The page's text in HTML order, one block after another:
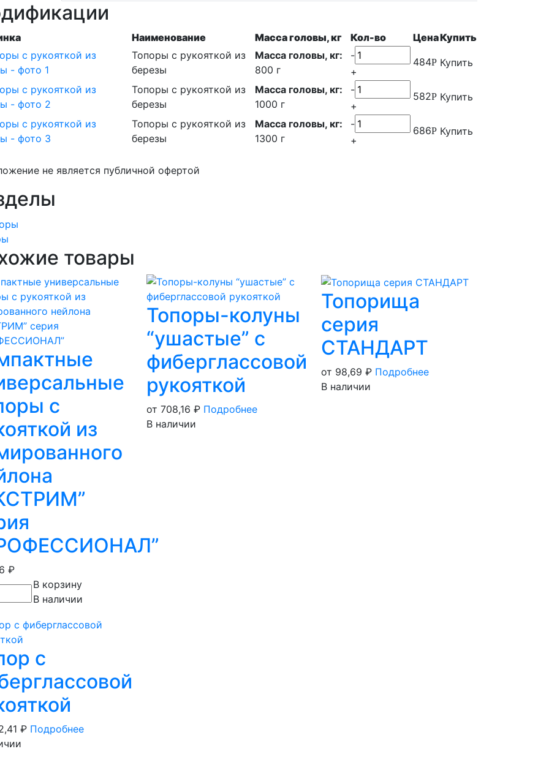
Наименование Масса головы, кг Кол-во ЦенаКупить
Топоры с рукояткой из
березы
Масса головы, кг:
800 г
-
+
484Р Купить
Топоры с рукояткой из
березы
Масса головы, кг:
1000 г
-
+
582Р Купить
Топоры с рукояткой из
березы
Масса головы, кг:
1300 г
-
+
686Р Купить
не является публичной офертой
товары
с
из
₽
В корзину
В наличии
Топоры-колуны
“ушастые” с
фиберглассовой
рукояткой
от 708,16 ₽ Подробнее
В наличии
Топорища
серия
СТАНДАРТ
от 98,69 ₽ Подробнее
В наличии
с
₽ Подробнее